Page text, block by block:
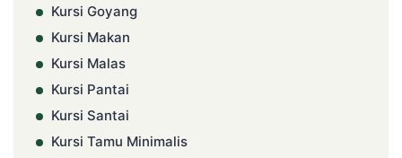
Kursi Goyang
Kursi Makan
Kursi Malas
Kursi Pantai
Kursi Santai
Kursi Tamu Minimalis